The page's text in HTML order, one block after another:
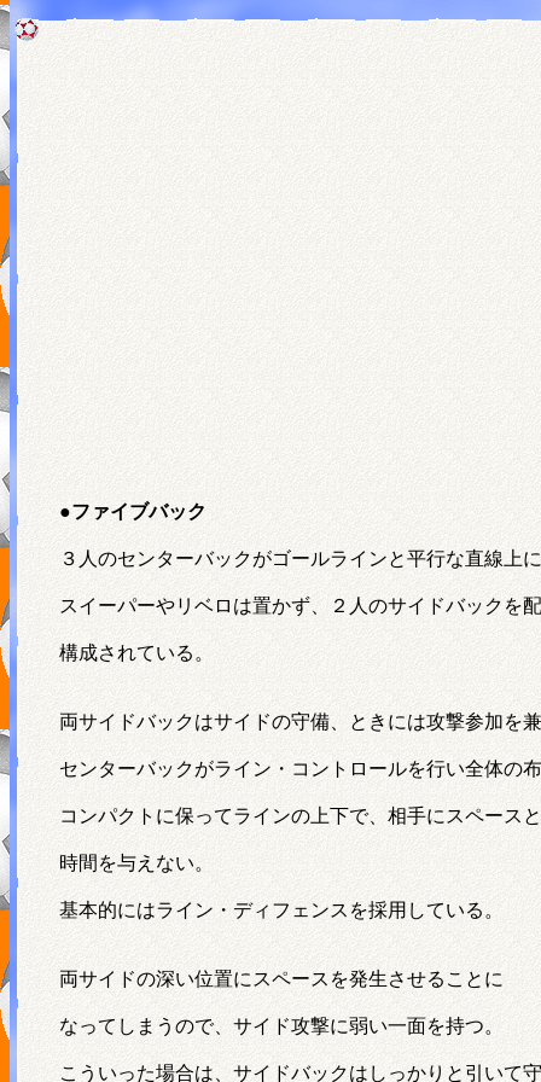
●ファイブバック
３人のセンターバックがゴールラインと平行な直線上
スイーパーやリベロは置かず、２人のサイドバックを
構成されている。
両サイドバックはサイドの守備、ときには攻撃参加を
センターバックがライン・コントロールを行い全体の
コンパクトに保ってラインの上下で、相手にスペースと
時間を与えない。
基本的にはライン・ディフェンスを採用している。
両サイドの深い位置にスペースを発生させることに
なってしまうので、サイド攻撃に弱い一面を持つ。
こういった場合は、サイドバックはしっかりと引いて